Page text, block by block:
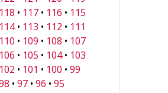
118 • 117 • 116 • 115
114• 113 • 112 • 111
110 • 109 • 108 • 107
106 • 105 • 104• 103
102 • 101 • 100 •99
•97 •96 •95